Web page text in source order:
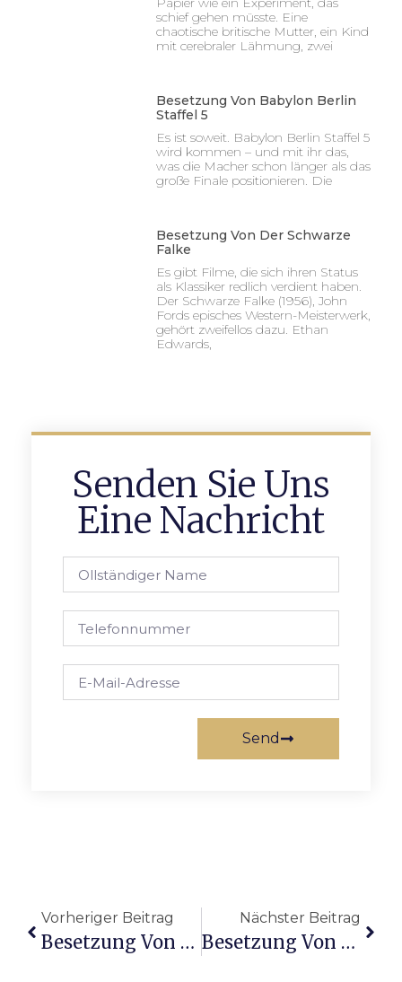
schief gehen müsste. Eine
chaotische britische Mutter, ein Kind
mit cerebraler Lähmung, zwei
Besetzung Von Babylon Berlin
Staffel 5
Es ist soweit. Babylon Berlin Staffel 5
wird kommen – und mit ihr das,
was die Macher schon länger als das
große Finale positionieren. Die
Besetzung Von Der Schwarze
Falke
Es gibt Filme, die sich ihren Status
als Klassiker redlich verdient haben.
Der Schwarze Falke (1956), John
Fords episches Western-Meisterwerk,
gehört zweifellos dazu. Ethan
Edwards,
Senden Sie Uns
Eine Nachricht
Send
Vorheriger Beitrag
Besetzung Von Master Gardener
Nächster Beitrag
Besetzung Von 10.000 B.c.